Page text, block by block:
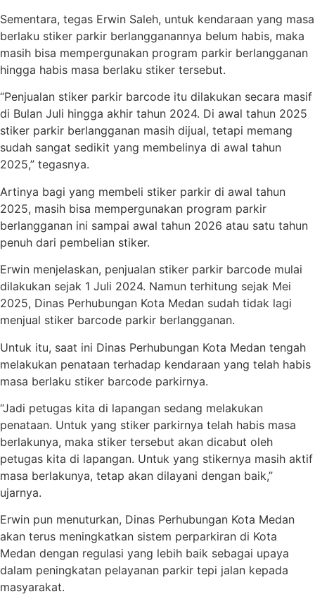
Sementara, tegas Erwin Saleh, untuk kendaraan yang masa
berlaku stiker parkir berlangganannya belum habis, maka
masih bisa mempergunakan program parkir berlangganan
hingga habis masa berlaku stiker tersebut.
“Penjualan stiker parkir barcode itu dilakukan secara masif
di Bulan Juli hingga akhir tahun 2024. Di awal tahun 2025
stiker parkir berlangganan masih dijual, tetapi memang
sudah sangat sedikit yang membelinya di awal tahun
2025,” tegasnya.
Artinya bagi yang membeli stiker parkir di awal tahun
2025, masih bisa mempergunakan program parkir
berlangganan ini sampai awal tahun 2026 atau satu tahun
penuh dari pembelian stiker.
Erwin menjelaskan, penjualan stiker parkir barcode mulai
dilakukan sejak 1 Juli 2024. Namun terhitung sejak Mei
2025, Dinas Perhubungan Kota Medan sudah tidak lagi
menjual stiker barcode parkir berlangganan.
Untuk itu, saat ini Dinas Perhubungan Kota Medan tengah
melakukan penataan terhadap kendaraan yang telah habis
masa berlaku stiker barcode parkirnya.
“Jadi petugas kita di lapangan sedang melakukan
penataan. Untuk yang stiker parkirnya telah habis masa
berlakunya, maka stiker tersebut akan dicabut oleh
petugas kita di lapangan. Untuk yang stikernya masih aktif
masa berlakunya, tetap akan dilayani dengan baik,”
ujarnya.
Erwin pun menuturkan, Dinas Perhubungan Kota Medan
akan terus meningkatkan sistem perparkiran di Kota
Medan dengan regulasi yang lebih baik sebagai upaya
dalam peningkatan pelayanan parkir tepi jalan kepada
masyarakat.